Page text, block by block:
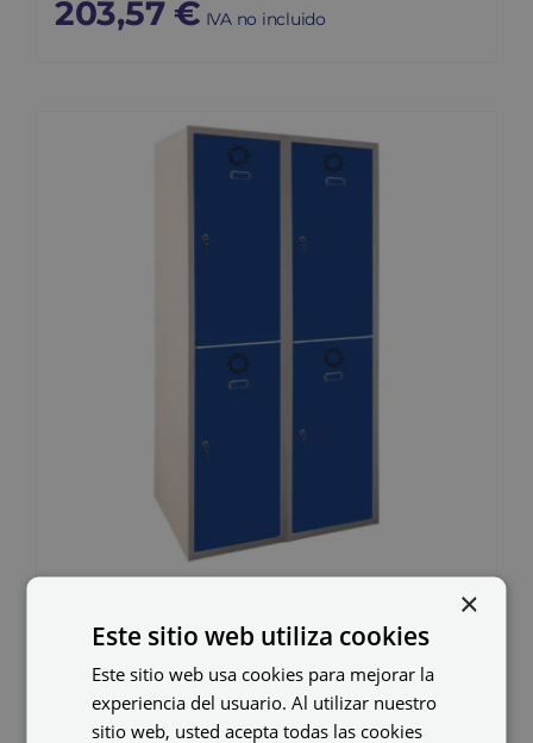
203,57 € IVA no incluido
Taquilla metálica ECOT-
40/2 PRO
240,79€ IVA no incluido
×
Este sitio web utiliza cookies
Este sitio web usa cookies para mejorar la
experiencia del usuario. Al utilizar nuestro
sitio web, usted acepta todas las cookies